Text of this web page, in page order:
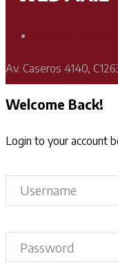
Av. Caseros 4140,
Welcome Back!
Login to your account